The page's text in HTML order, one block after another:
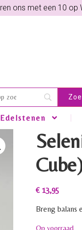
ons met een 10 op
€13,95
Breng balans
Op voorraad